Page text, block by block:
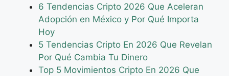
6 Tendencias Cripto 2026 Que Aceleran
Adopción en México y Por Qué Importa
Hoy
5 Tendencias Cripto En 2026 Que Revelan
Por Qué Cambia Tu Dinero
Top 5 Movimientos Cripto En 2026 Que